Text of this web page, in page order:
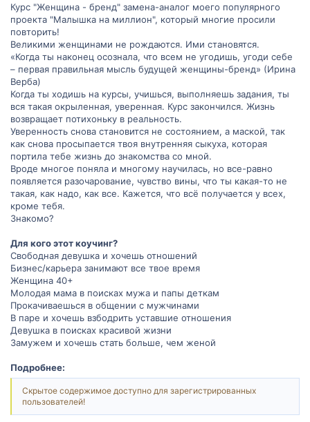
Курс "Женщина - бренд" замена-аналог моего популярного
проекта "Малышка на миллион", который многие просили
повторить!⠀
Великими женщинами не рождаются. Ими становятся.
«Когда ты наконец осознала, что всем не угодишь, угоди себе
– первая правильная мысль будущей женщины-бренд» (Ирина
Верба)
Когда ты ходишь на курсы, учишься, выполняешь задания, ты
вся такая окрыленная, уверенная. Курс закончился. Жизнь
возвращает потихоньку в реальность.
Уверенность снова становится не состоянием, а маской, так
как снова просыпается твоя внутренняя сыкуха, которая
портила тебе жизнь до знакомства со мной.
Вроде многое поняла и многому научилась, но все-равно
появляется разочарование, чувство вины, что ты какая-то не
такая, как надо, как все. Кажется, что всё получается у всех,
кроме тебя.
Знакомо?
Для кого этот коучинг?
Свободная девушка и хочешь отношений
Бизнес/карьера занимают все твое время
Женщина 40+
Молодая мама в поисках мужа и папы деткам
Прокачиваешься в общении с мужчинами
В паре и хочешь взбодрить уставшие отношения
Девушка в поисках красивой жизни
Замужем и хочешь стать больше, чем женой
Подробнее:
Скрытое содержимое доступно для зарегистрированных
пользователей!